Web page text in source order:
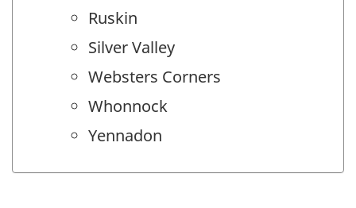
Ruskin
Silver Valley
Websters Corners
Whonnock
Yennadon